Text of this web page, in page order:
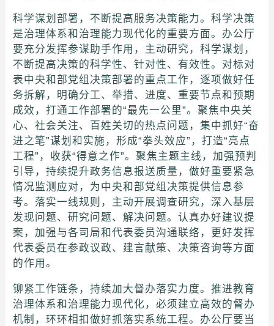
科学谋划部署，不断提高服务决策能力。科学决策
是治理体系和治理能力现代化的重要方面。办公厅
要充分发挥参谋助手作用，主动研究，科学谋划，
不断提高决策的科学性、针对性、有效性。对标对
表中央和部党组决策部署的重点工作，逐项做好任
务拆解，明确分工、举措、进度、重要节点和预期
成效，打通工作部署的“最先一公里”。聚焦中央关
心、社会关注、百姓关切的热点问题，集中抓好“奋
进之笔”谋划和实施，形成“拳头效应”，打造“亮点
工程”，收获“得意之作”。聚焦主题主线，加强预判
引导，持续提升政务信息报送质量，做好重要紧急
情况监测应对，为中央和部党组决策提供信息参
考。落实一线规则，主动开展调查研究，深入基层
发现问题、研究问题、解决问题。认真办好建议提
案，加强与各司局和代表委员沟通联络，更好发挥
代表委员在参政议政、建言献策、决策咨询等方面
的作用。
铆紧工作链条，持续加大督办落实力度。推进教育
治理体系和治理能力现代化，必须建立高效的督办
机制，环环相扣做好抓落实系统工程。办公厅要当